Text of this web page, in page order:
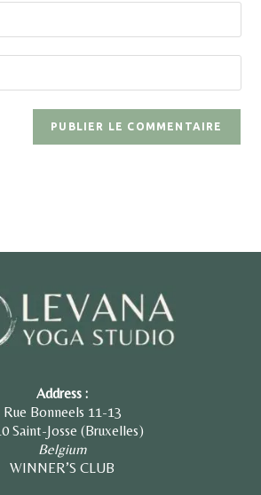
Address :
Rue Bonneels 11-13
Saint-Josse (Bruxelles)
Belgium
WINNER’S CLUB